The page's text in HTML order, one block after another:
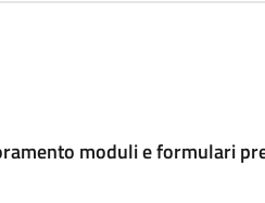
moduli e formulari